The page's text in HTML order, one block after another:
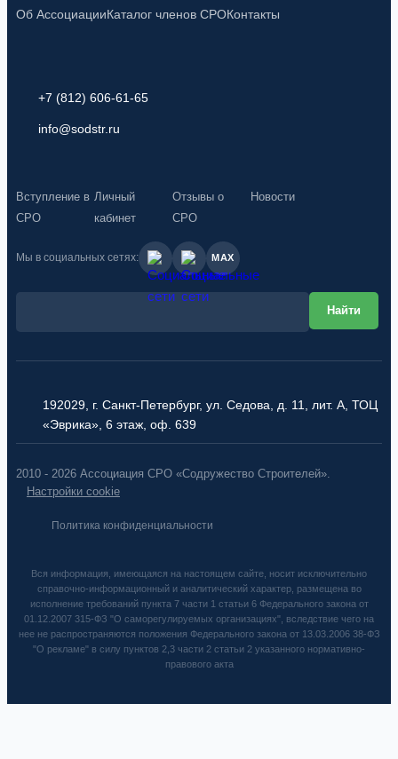
Об АссоциацииКаталог членов СРОКонтакты
+7 (812) 606-61-65
info@sodstr.ru
Вступление в
СРО
Личный
кабинет
Отзывы о
СРО
Новости
Мы в социальных сетях: MAX
192029, г. Санкт-Петербург, ул. Седова, д. 11, лит. А, ТОЦ
«Эврика», 6 этаж, оф. 639
2010 - 2026 Ассоциация СРО «Содружество Строителей».
Настройки cookie
Политика конфиденциальности
Вся информация, имеющаяся на настоящем сайте, носит исключительно
справочно-информационный и аналитический характер, размещена во
исполнение требований пункта 7 части 1 статьи 6 Федерального закона от
01.12.2007 315-ФЗ "О саморегулируемых организациях", вследствие чего на
нее не распространяются положения Федерального закона от 13.03.2006 38-ФЗ
"О рекламе" в силу пунктов 2,3 части 2 статьи 2 указанного нормативно-
правового акта